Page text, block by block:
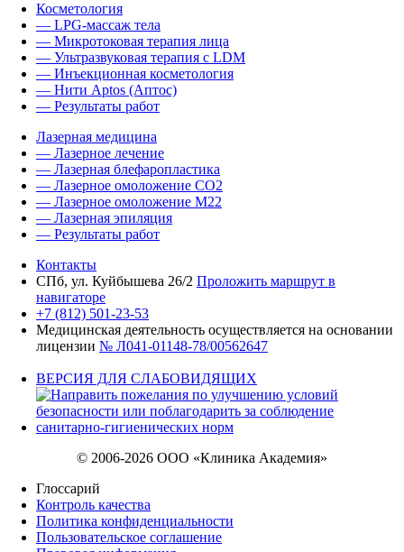
Косметология
— LPG-массаж тела
— Микротоковая терапия лица
— Ультразвуковая терапия с LDM
— Инъекционная косметология
— Нити Aptos (Аптос)
— Результаты работ
Лазерная медицина
— Лазерное лечение
— Лазерная блефаропластика
— Лазерное омоложение CO2
— Лазерное омоложение M22
— Лазерная эпиляция
— Результаты работ
Контакты
СПб, ул. Куйбышева 26/2 Проложить маршрут в
навигаторе
+7 (812) 501-23-53
Медицинская деятельность осуществляется на основании
лицензии № Л041-01148-78/00562647
ВЕРСИЯ ДЛЯ СЛАБОВИДЯЩИХ
© 2006-2026 ООО «Клиника Академия»
Глоссарий
Контроль качества
Политика конфиденциальности
Пользовательское соглашение